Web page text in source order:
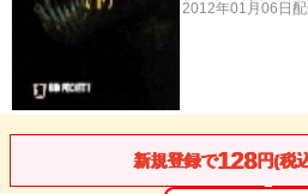
2012年01月06日
新規登録で128円(税